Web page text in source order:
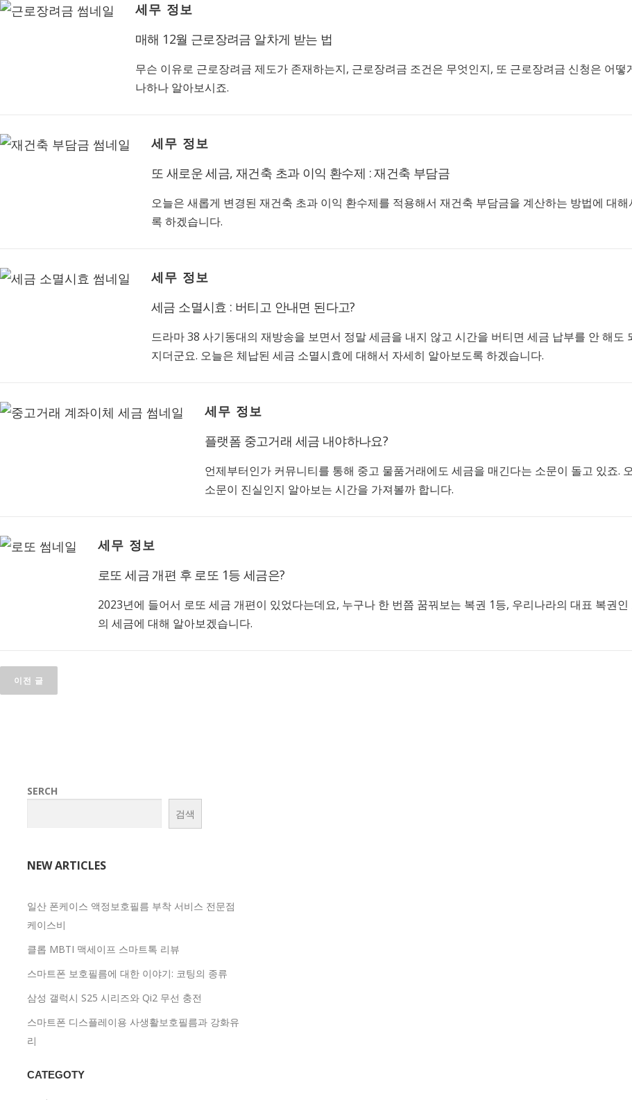
세무 정보
매해 12월 근로장려금 알차게 받는 법
무슨 이유로 근로장려금 제도가 존재하는지, 근로장려금 조건은 무엇인지, 또 근로장려금 신청은 어떻
나하나 알아보시죠.
세무 정보
또 새로운 세금, 재건축 초과 이익 환수제 : 재건축 부담금
오늘은 새롭게 변경된 재건축 초과 이익 환수제를 적용해서 재건축 부담금을 계산하는 방법에 대해
록 하겠습니다.
세무 정보
세금 소멸시효 : 버티고 안내면 된다고?
드라마 38 사기동대의 재방송을 보면서 정말 세금을 내지 않고 시간을 버티면 세금 납부를 안 해도
지더군요. 오늘은 체납된 세금 소멸시효에 대해서 자세히 알아보도록 하겠습니다.
세무 정보
플랫폼 중고거래 세금 내야하나요?
언제부터인가 커뮤니티를 통해 중고 물품거래에도 세금을 매긴다는 소문이 돌고 있죠.
소문이 진실인지 알아보는 시간을 가져볼까 합니다.
세무 정보
로또 세금 개편 후 로또 1등 세금은?
2023년에 들어서 로또 세금 개편이 있었다는데요, 누구나 한 번쯤 꿈꿔보는 복권 1등, 우리나라의 대표 복권
의 세금에 대해 알아보겠습니다.
글
탐이전 글
SERCH
검색
NEW ARTICLES
일산 폰케이스 액정보호필름 부착 서비스 전문점
케이스비
클롭 MBTI 맥세이프 스마트톡 리뷰
스마트폰 보호필름에 대한 이야기: 코팅의 종류
삼성 갤럭시 S25 시리즈와 Qi2 무선 충전
스마트폰 디스플레이용 사생활보호필름과 강화유
리
CATEGOTY